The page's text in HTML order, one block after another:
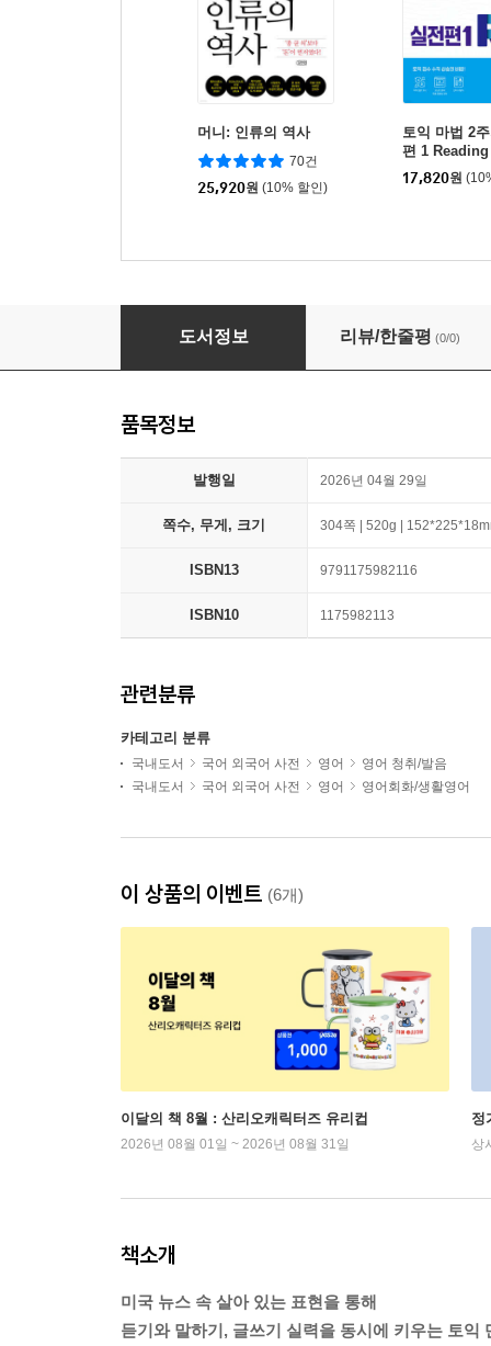
머니: 인류의 역사
70건
25,920원 (10% 할인)
토익 마법 2
편 1 Reading
17,820원
토익 만점 카투사도 안 들리는 미국 뉴스 학습
도서정보 리뷰/한줄평 (0/0)
품목정보
발행일 2026년 04월 29일
쪽수, 무게, 크기 304쪽 | 520g |
ISBN13 9791175982116
ISBN10 1175982113
관련분류
카테고리 분류
국내도서 국어 외국어 사전 영어
영어 청취/발음
국내도서
국어 외국어 사전 영어 영어회화/생활영어
이 상품의 이벤트 (6개)
이달의 책 8월 : 산리오캐릭터즈 유리컵
2026년 08월 01일 ~ 2026년 08월 31일
정
상
책소개
미국 뉴스 속 살아 있는 표현을 통해
듣기와 말하기, 글쓰기 실력을 동시에 키우는 토익